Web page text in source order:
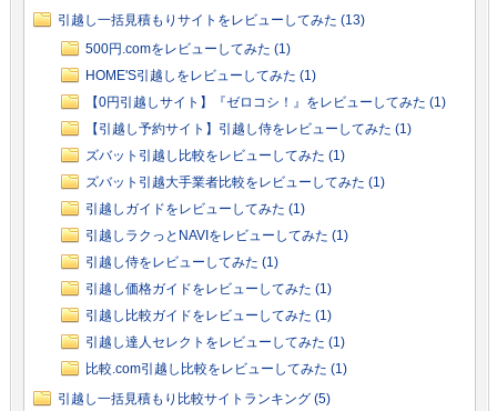
引越し一括見積もりサイトをレビューしてみた (13)
500円.comをレビューしてみた (1)
HOME'S引越しをレビューしてみた (1)
【0円引越しサイト】『ゼロコシ！』をレビューしてみた (1)
【引越し予約サイト】引越し侍をレビューしてみた (1)
ズバット引越し比較をレビューしてみた (1)
ズバット引越大手業者比較をレビューしてみた (1)
引越しガイドをレビューしてみた (1)
引越しラクっとNAVIをレビューしてみた (1)
引越し侍をレビューしてみた (1)
引越し価格ガイドをレビューしてみた (1)
引越し比較ガイドをレビューしてみた (1)
引越し達人セレクトをレビューしてみた (1)
比較.com引越し比較をレビューしてみた (1)
引越し一括見積もり比較サイトランキング (5)